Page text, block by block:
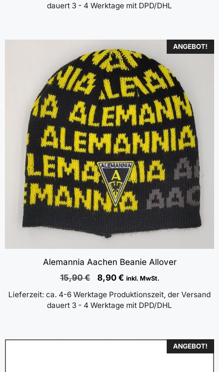
dauert 3 - 4 Werktage mit DPD/DHL
ANGEBOT!
Alemannia Aachen Beanie Allover
15,90€
Ursprünglicher
Preis
war:
8,90 €Aktueller
Preis
ist:
inkl. MwSt.
Lieferzeit: ca. 4-6 Werktage Produktionszeit, der Versand
dauert 3 - 4 Werktage mit DPD/DHL
ANGEBOT!